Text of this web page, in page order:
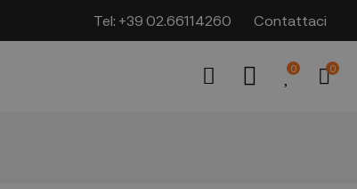
Tel: +39 02.66114260 Contattaci
0 0